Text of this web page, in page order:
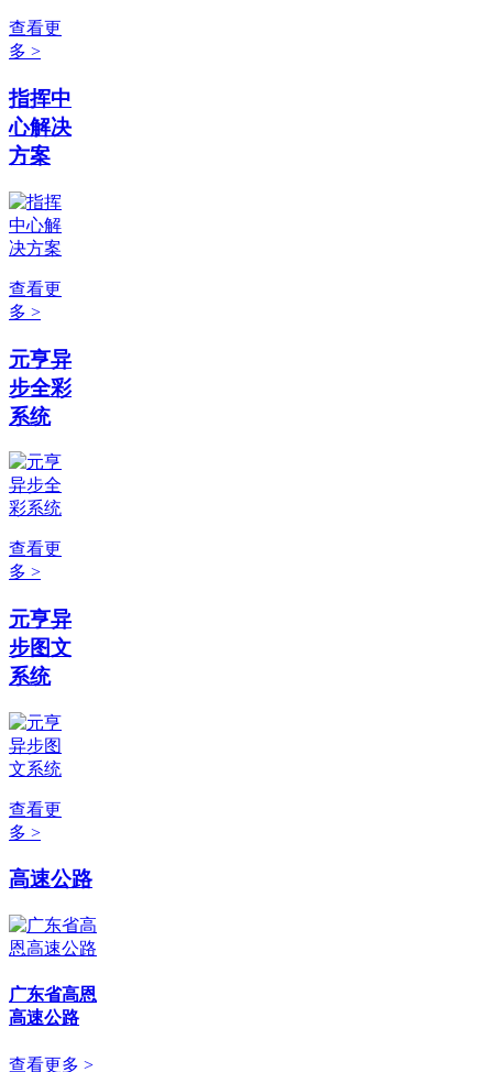
查看更
多 >
指挥中
心解决
方案
查看更
多 >
元亨异
步全彩
系统
查看更
多 >
元亨异
步图文
系统
查看更
多 >
高速公路
广东省高恩
高速公路
查看更多 >